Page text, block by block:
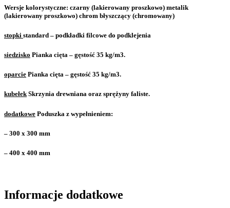
Wersje kolorystyczne: czarny (lakierowany proszkowo) metalik
(lakierowany proszkowo) chrom błyszczący (chromowany)
stopki standard – podkładki filcowe do podklejenia
siedzisko Pianka cięta – gęstość 35 kg/m3.
oparcie Pianka cięta – gęstość 35 kg/m3.
kubełekSkrzynia drewniana oraz sprężyny faliste.
dodatkowe Poduszka z wypełnieniem:
– 300 x 300 mm
– 400 x 400 mm
Informacje dodatkowe